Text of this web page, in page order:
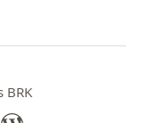
BRK